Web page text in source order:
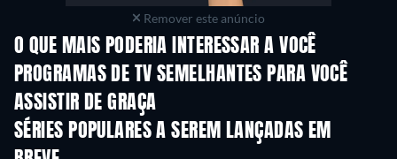
Remover este anúncio
O QUE MAIS PODERIA INTERESSAR A VOCÊ
Série
PROGRAMAS DE TV SEMELHANTES PARA VOCÊ
ASSISTIR DE GRAÇA
Série
SÉRIES POPULARES A SEREM LANÇADAS EM